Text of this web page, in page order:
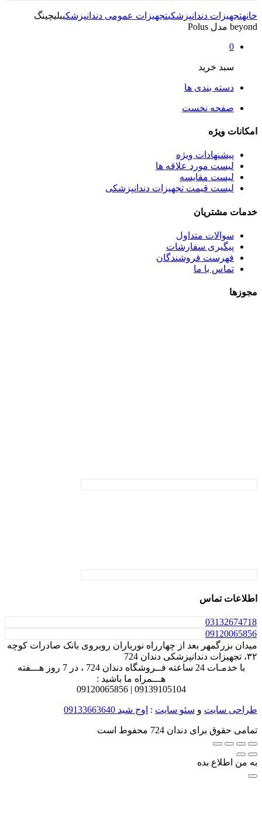
خانهتجهیزات دندانپزشکیتجهیزات عمومی دندانپزشکیبلیچینگ
beyond مدل Polus
0
سبد خرید
دسته بندی ها
صفحه نخست
امکانات ویژه
پیشنهادات ویژه
لیست مورد علاقه ها
لیست مقایسه
لیست قیمت تجهیزات دندانپزشکی
خدمات مشتریان
سوالات متداول
پیگیری سفارشات
فهرست فروشندگان
تماس با ما
مجوزها
اطلاعات تماس
03132674718
09120065856
میدان بزرگمهر بعد از چهارراه نورباران روبروی بانک صادرات کوچه
۳۲، تجهیزات دندانپزشکی دندان 724
با خدمـات 24 ساعته فــروشگاه دندان 724 ، در 7 روز هـــفته
هـــمراه ما باشید :
09139105104 |
09120065856
طراحی سایت و سئو سایت : اوج شید 09133663640
تمامی حقوق برای دندان 724 محفوط است
به من اطلاع بده